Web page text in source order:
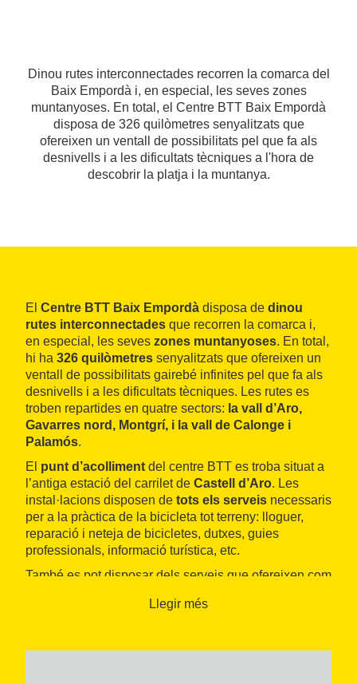
Dinou rutes interconnectades recorren la comarca del
Baix Empordà i, en especial, les seves zones
muntanyoses. En total, el Centre BTT Baix Empordà
disposa de 326 quilòmetres senyalitzats que
ofereixen un ventall de possibilitats pel que fa als
desnivells i a les dificultats tècniques a l'hora de
descobrir la platja i la muntanya.
El Centre BTT Baix Empordà disposa de dinou
rutes interconnectades que recorren la comarca i,
en especial, les seves zones muntanyoses. En total,
hi ha 326 quilòmetres senyalitzats que ofereixen un
ventall de possibilitats gairebé infinites pel que fa als
desnivells i a les dificultats tècniques. Les rutes es
troben repartides en quatre sectors: la vall d’Aro,
Gavarres nord, Montgrí, i la vall de Calonge i
Palamós.
El punt d’acolliment del centre BTT es troba situat a
l’antiga estació del carrilet de Castell d’Aro. Les
instal·lacions disposen de tots els serveis necessaris
per a la pràctica de la bicicleta tot terreny: lloguer,
reparació i neteja de bicicletes, dutxes, guies
professionals, informació turística, etc.
També es pot disposar dels serveis que ofereixen com
el de les Piscines Municipals de
La comarca del Baix Empordà compta amb unes
Llegir més